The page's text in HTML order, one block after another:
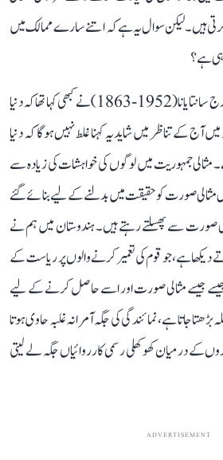
ہیں۔ لیکن سوال یہ ہے کہ اتنے سارے ممالک میں
ہے؟
ہسپانوی-امریکی فلسفی-شاعر جارج سانتایانا (1952-1863) نے کبھی کہا تھا کہ دنیا
آج کے تناظر میں شاید یہ کہنا غلط نہیں ہوگا کہ دنیا
مثالی جمہوریت میں لوگوں کی خواہشات کی زیادہ سے
مثالی صورت کو حقیقت میں بدلنے کے لیے بنائے گئے
صورت سے پھسلتے رہتے ہیں۔ ہندوستان میں ہم نے
دیکھا ہے، جو قوم کی تعمیر کرنے والوں پر ریاست کے
جیسے مثالی صورت اور اسے حاصل کرنے کے لیے
جاتا ہے، نمائندگی کی جگہ آمرانہ غلبہ حاوی ہوتا
کے درمیان کھوکھلی رسمی کارروائیاں جگہ لے لیتی
ADVERTISEMENT